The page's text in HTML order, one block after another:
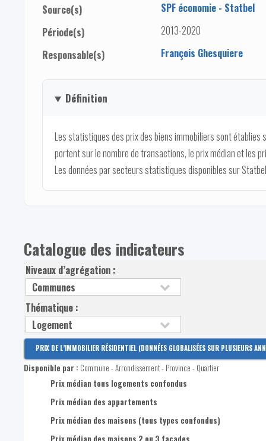
Source(s)
SPF économie - Statbel
Période(s)
2013-2020
Responsable(s)
François Ghesquiere
Définition
Les statistiques des prix des biens immobiliers sont établies
portent sur le nombre de transactions, le prix médian et les
Les données par secteurs statistiques disponibles sur
Catalogue des indicateurs
Niveaux d’agrégation :
Thématique :
PRIX DE L’IMMOBILIER RÉSIDENTIEL (DONNÉES GLOBALISÉES SUR PLUSIEURS
Disponible par : Commune - Arrondissement - Province - Quartier
Prix médian tous logements confondus
Prix médian des appartements
Prix médian des maisons (tous types confondus)
Prix médian des maisons 2 ou 3 façades